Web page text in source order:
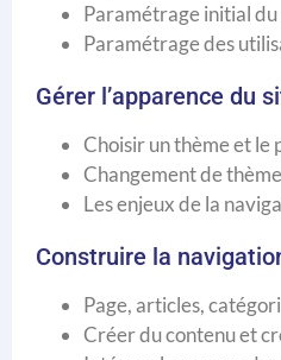
Paramétrage initial
Paramétrage des
Gérer l’apparence du
Choisir un thème et le
Changement de thème
Les enjeux de la
Construire la
Page, articles,
Créer du contenu et